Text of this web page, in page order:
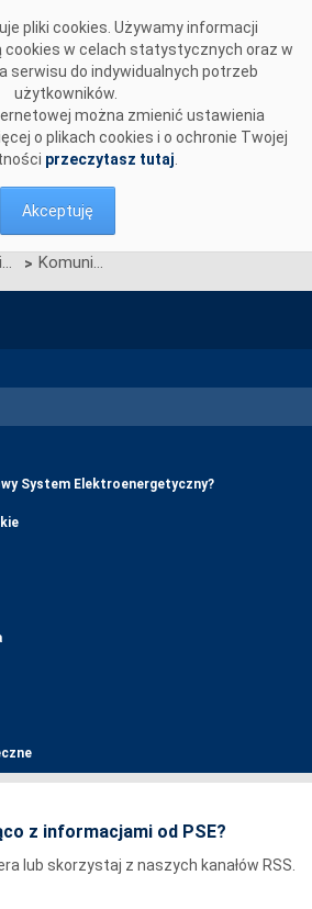
pliki cookies. Używamy informacji
cookies w celach statystycznych oraz w
serwisu do indywidualnych potrzeb
użytkowników.
można zmienić ustawienia
o plikach cookies i o ochronie Twojej
przeczytasz tutaj
Akceptuję
Komunikaty OSP > Komunikat OSP w sprawie konsultacji zmian w IRiESP wynikających z projektu Karty aktualizacji CB/12/2014 IRiESP
System Elektroenergetyczny?
z informacjami od PSE?
lub skorzystaj z naszych kanałów RSS.